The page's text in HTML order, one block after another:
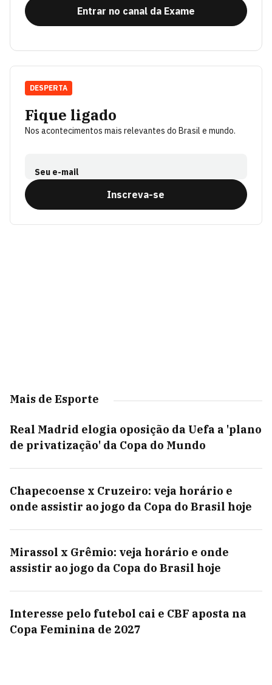
Entrar no canal da Exame
Fique ligado
Nos acontecimentos mais relevantes do Brasil e mundo.
Seu e-mail
Inscreva-se
DESPERTA
Mais de Esporte
Real Madrid elogia oposição da Uefa a 'plano
de privatização' da Copa do Mundo
Chapecoense x Cruzeiro: veja horário e
onde assistir ao jogo da Copa do Brasil hoje
Mirassol x Grêmio: veja horário e onde
assistir ao jogo da Copa do Brasil hoje
Interesse pelo futebol cai e CBF aposta na
Copa Feminina de 2027